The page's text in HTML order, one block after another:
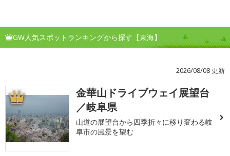
GW人気スポットランキングから探す【東海】
2026/08/08 更新
1
金華山ドライブウェイ展望台
／岐阜県
山道の展望台から四季折々に移り変わる岐
阜市の風景を望む